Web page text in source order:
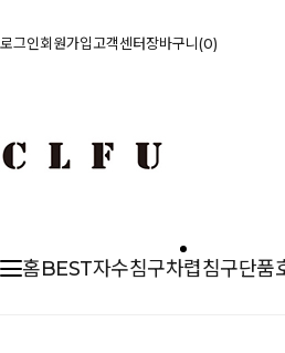
로그인회원가입고객센터장바구니 0
홈BEST자수침구차렵침구단품